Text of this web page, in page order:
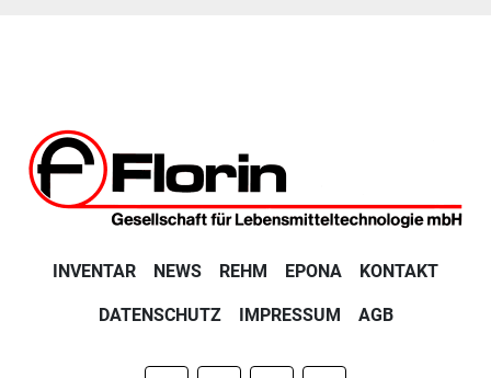
INVENTAR NEWS REHM EPONA KONTAKT
DATENSCHUTZ IMPRESSUM AGB